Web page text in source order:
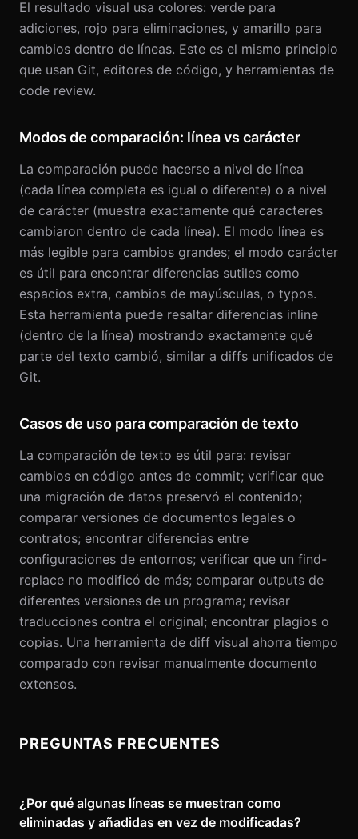
El resultado visual usa colores: verde para
adiciones, rojo para eliminaciones, y amarillo para
cambios dentro de líneas. Este es el mismo principio
que usan Git, editores de código, y herramientas de
code review.
Modos de comparación: línea vs carácter
La comparación puede hacerse a nivel de línea
(cada línea completa es igual o diferente) o a nivel
de carácter (muestra exactamente qué caracteres
cambiaron dentro de cada línea). El modo línea es
más legible para cambios grandes; el modo carácter
es útil para encontrar diferencias sutiles como
espacios extra, cambios de mayúsculas, o typos.
Esta herramienta puede resaltar diferencias inline
(dentro de la línea) mostrando exactamente qué
parte del texto cambió, similar a diffs unificados de
Git.
Casos de uso para comparación de texto
La comparación de texto es útil para: revisar
cambios en código antes de commit; verificar que
una migración de datos preservó el contenido;
comparar versiones de documentos legales o
contratos; encontrar diferencias entre
configuraciones de entornos; verificar que un find-
replace no modificó de más; comparar outputs de
diferentes versiones de un programa; revisar
traducciones contra el original; encontrar plagios o
copias. Una herramienta de diff visual ahorra tiempo
comparado con revisar manualmente documento
extensos.
PREGUNTAS FRECUENTES
¿Por qué algunas líneas se muestran como
eliminadas y añadidas en vez de modificadas?